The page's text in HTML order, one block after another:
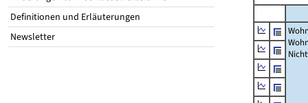
Definitionen und Erläuterungen
Newsletter